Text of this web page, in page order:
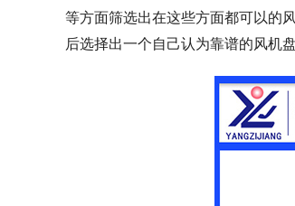
等方面筛选出在这些方面都可以的
后选择出一个自己认为靠谱的风机